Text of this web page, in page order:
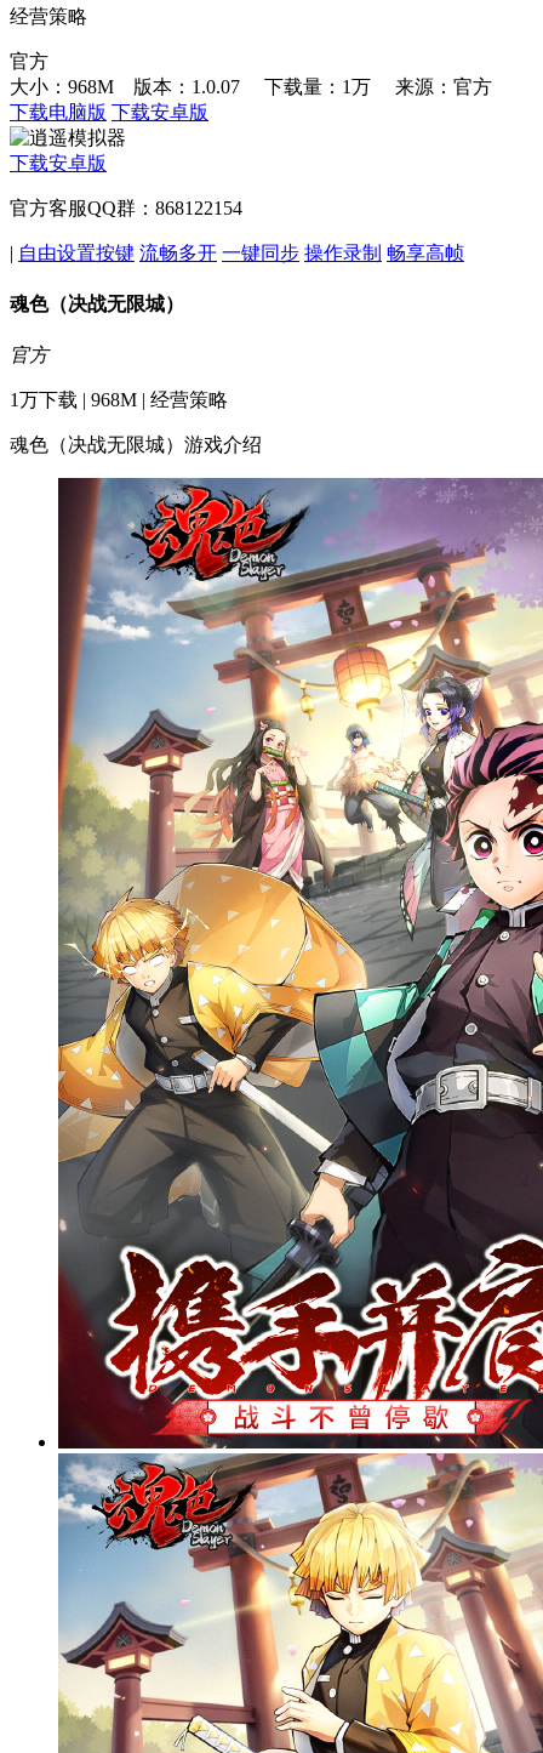
经营策略
官方
大小：968M 版本：1.0.07
下载量：1万
来源：官方
下载电脑版 下载安卓版
下载安卓版
官方客服QQ群：868122154
| 自由设置按键 流畅多开 一键同步 操作录制 畅享高帧
魂色（决战无限城）
官方
1万下载 | 968M | 经营策略
魂色（决战无限城）游戏介绍